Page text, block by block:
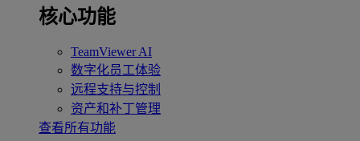
核心功能
TeamViewer AI
数字化员工体验
远程支持与控制
资产和补丁管理
查看所有功能